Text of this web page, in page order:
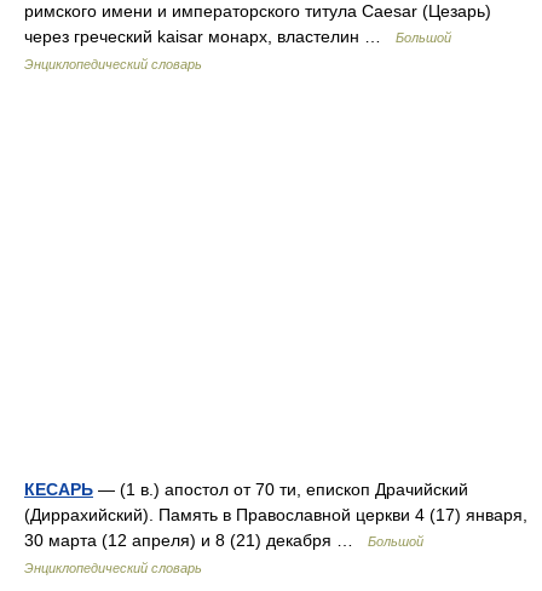
римского имени и императорского титула Caesar (Цезарь)
через греческий kaisar монарх, властелин …
Большой
Энциклопедический словарь
КЕСАРЬ — (1 в.) апостол от 70 ти, епископ Драчийский
(Диррахийский). Память в Православной церкви 4 (17) января,
30 марта (12 апреля) и 8 (21) декабря …
Большой
Энциклопедический словарь